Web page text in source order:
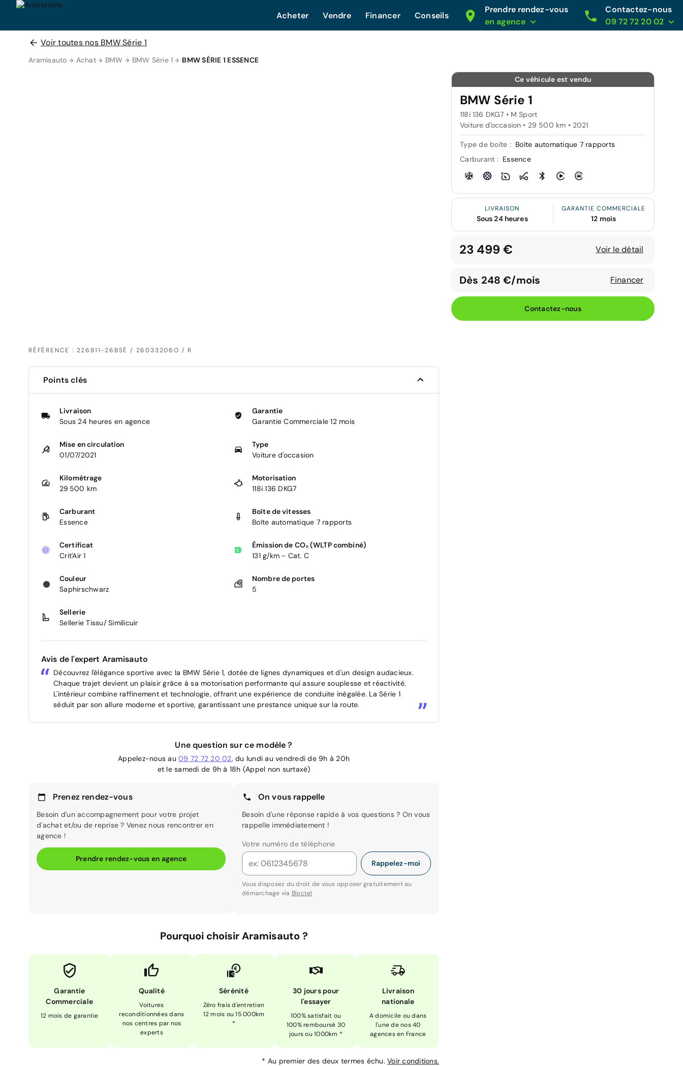
Acheter Vendre Financer Conseils
Prendre rendez-vous
en agence
Contactez-nous
09 72 72 20 02
Voir toutes nos BMW Série 1
Aramisauto Achat BMW BMW Série 1 BMW SÉRIE 1 ESSENCE
RÉFÉRENCE : 226811-26BSÉ / 26033206O / R
Ce véhicule est vendu
BMW Série 1
118i 136 DKG7 • M Sport
Voiture d'occasion • 29 500 km • 2021
Type de boîte : Boîte automatique 7 rapports
Carburant : Essence
LIVRAISON
Sous 24 heures
GARANTIE COMMERCIALE
12 mois
23 499 € Voir le détail
Dès 248 €/mois Financer
Contactez-nous
Points clés
Livraison
Sous 24 heures en agence
Garantie
Garantie Commerciale 12 mois
Mise en circulation
01/07/2021
Type
Voiture d'occasion
Kilométrage
29 500 km
Motorisation
118i 136 DKG7
Carburant
Essence
Boîte de vitesses
Boîte automatique 7 rapports
Certificat
Crit'Air 1
Émission de CO₂ (WLTP combiné)
131 g/km - Cat. C
Couleur
Saphirschwarz
Nombre de portes
5
Sellerie
Sellerie Tissu/ Similicuir
Avis de l'expert Aramisauto
Découvrez l'élégance sportive avec la BMW Série 1, dotée de lignes dynamiques et d'un design audacieux.
Chaque trajet devient un plaisir grâce à sa motorisation performante qui assure souplesse et réactivité.
L'intérieur combine raffinement et technologie, offrant une expérience de conduite inégalée. La Série 1
séduit par son allure moderne et sportive, garantissant une prestance unique sur la route.
Une question sur ce modèle ?
Appelez-nous au 09 72 72 20 02, du lundi au vendredi de 9h à 20h
et le samedi de 9h à 18h (Appel non surtaxé)
Prenez rendez-vous
Besoin d'un accompagnement pour votre projet
d'achat et/ou de reprise ? Venez nous rencontrer en
agence !
Prendre rendez-vous en agence
On vous rappelle
Besoin d'une réponse rapide à vos questions ? On vous
rappelle immédiatement !
Votre numéro de téléphone
Rappelez-moi
Vous disposez du droit de vous opposer gratuitement au
démarchage via Bloctel
Pourquoi choisir Aramisauto ?
Garantie
Commerciale
12 mois de garantie
Qualité
Voitures
reconditionnées dans
nos centres par nos
experts
Sérénité
Zéro frais d'entretien
12 mois ou 15 000km
*
30 jours pour
l'essayer
100% satisfait ou
100% remboursé 30
jours ou 1000km *
Livraison
nationale
A domicile ou dans
l'une de nos 40
agences en France
* Au premier des deux termes échu. Voir conditions.